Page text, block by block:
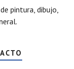
pintura, dibujo,